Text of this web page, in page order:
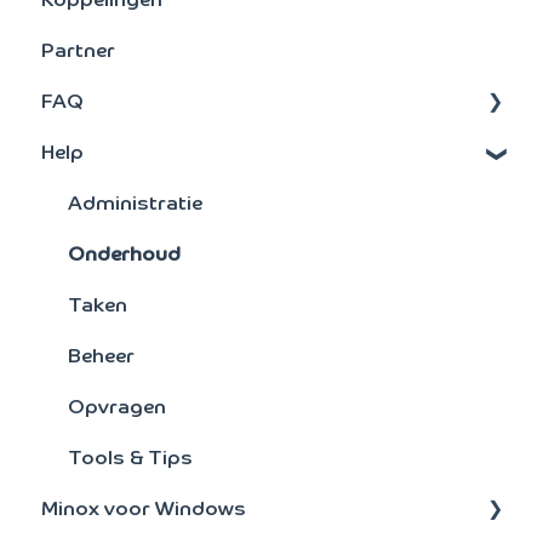
Debiteuren
Activa
Signaleringsoverzichten
Verkoopstatistieken
Artikelen
Facturering
Kostensoorten/plaatsen
Crediteuren
Partner
FAQ
FAQ's : Scan en Herken
Scan en Herken
Jaarovergang
Bankmutaties
Bankenkoppeling
Overig
Toegang
Boeken
Help
Administratie
Onderhoud
Taken
Beheer
Opvragen
Tools & Tips
Minox voor Windows